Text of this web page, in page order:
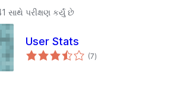
સાથે પરીક્ષણ કર્યું છે
User Stats
(7કુલ
રેટિંગ્સ
)